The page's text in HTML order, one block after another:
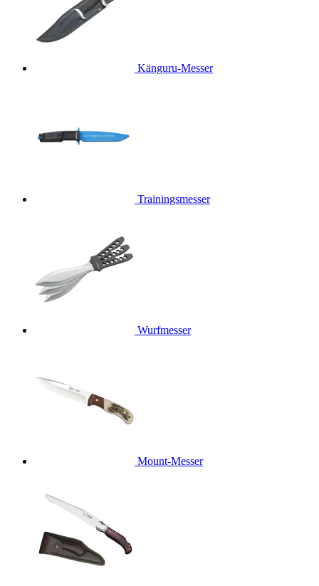
Känguru-Messer
Trainingsmesser
Wurfmesser
Mount-Messer